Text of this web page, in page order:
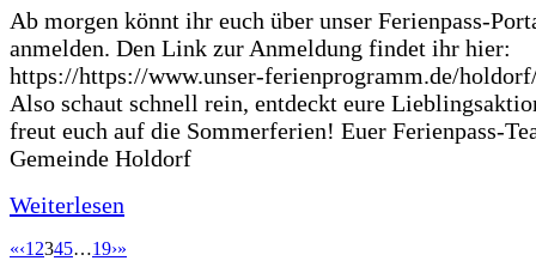
Ab morgen könnt ihr euch über unser Ferienpass-
anmelden. Den Link zur Anmeldung findet ihr hier:
https://https://www.unser-ferienprogramm.de/
Also schaut schnell rein, entdeckt eure
freut euch auf die Sommerferien! Euer Ferienpass-
Gemeinde Holdorf
Weiterlesen
«‹1 2345…19›»